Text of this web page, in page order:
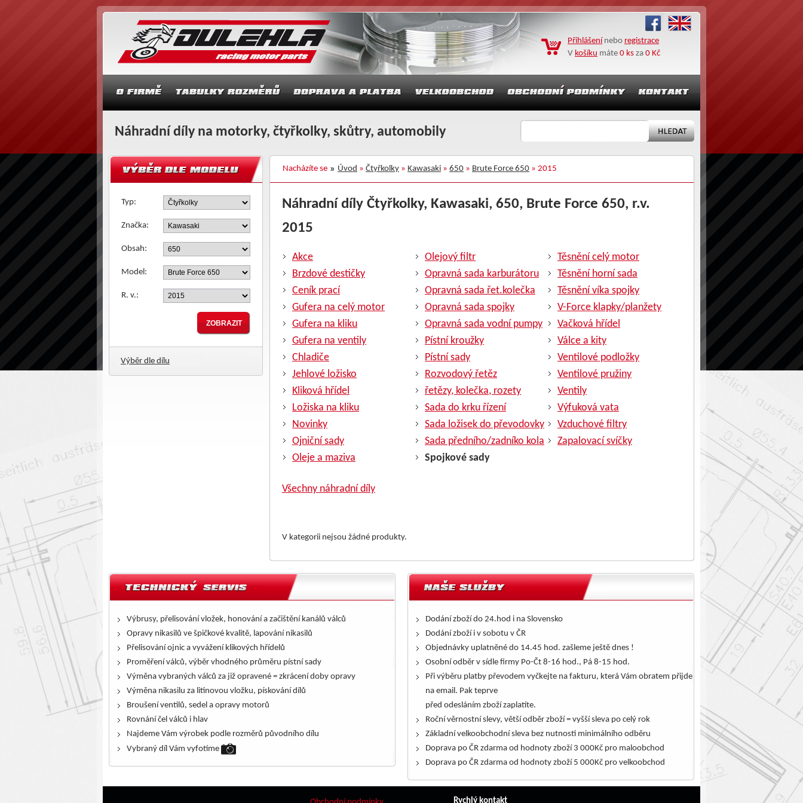
Přihlášení nebo registrace
V košíku máte 0 ks za 0 Kč
Náhradní díly na motorky, čtyřkolky, skůtry, automobily
Nacházíte se Úvod » Čtyřkolky » Kawasaki » 650 » Brute Force 650 » 2015
Typ:
Značka:
Obsah:
Model:
R. v.:
Výběr dle dílu
Náhradní díly Čtyřkolky, Kawasaki, 650, Brute Force 650, r.v.
2015
Akce Olejový filtr
Těsnění celý motor
Brzdové destičky
Opravná sada karburátoru
Těsnění horní sada
Ceník prací
Opravná sada řet.kolečka
Těsnění víka spojky
Gufera na celý motor
Opravná sada spojky
V-Force klapky/planžety
Gufera na kliku
Opravná sada vodní pumpy
Vačková hřídel
Gufera na ventily
Pístní kroužky
Válce a kity
Chladiče
Pístní sady
Ventilové podložky
Jehlové ložisko
Rozvodový řetěz
Ventilové pružiny
Kliková hřídel
řetězy, kolečka, rozety
Ventily
Ložiska na kliku
Sada do krku řízení
Výfuková vata
Novinky
Sada ložisek do převodovky
Vzduchové filtry
Ojniční sady
Sada předního/zadníko kola
Zapalovací svíčky
Oleje a maziva
Spojkové sady
Všechny náhradní díly
V kategorii nejsou žádné produkty.
Výbrusy, přelisování vložek, honování a začištění kanálů válců
Opravy nikasilů ve špičkové kvalitě, lapování nikasilů
Přelisování ojnic a vyvážení klikových hřídelů
Proměření válců, výběr vhodného průměru pístní sady
Výměna vybraných válců za již opravené = zkrácení doby opravy
Výměna nikasilu za litinovou vložku, pískování dílů
Broušení ventilů, sedel a opravy motorů
Rovnání čel válců i hlav
Najdeme Vám výrobek podle rozměrů původního dílu
Vybraný díl Vám vyfotíme
Dodání zboží do 24.hod i na Slovensko
Dodání zboží i v sobotu v ČR
Objednávky uplatněné do 14.45 hod. zašleme ještě dnes !
Osobní odběr v sídle firmy Po-Čt 8-16 hod., Pá 8-15 hod.
Při výběru platby převodem vyčkejte na fakturu, která Vám obratem přijde
na email. Pak teprve
před odesláním zboží zaplatíte.
Roční věrnostní slevy, větší odběr zboží = vyšší sleva po celý rok
Základní velkoobchodní sleva bez nutnosti minimálního odběru
Doprava po ČR zdarma od hodnoty zboží 3 000Kč pro maloobchod
Doprava po ČR zdarma od hodnoty zboží 5 000Kč pro velkoobchod
Rychlý kontakt